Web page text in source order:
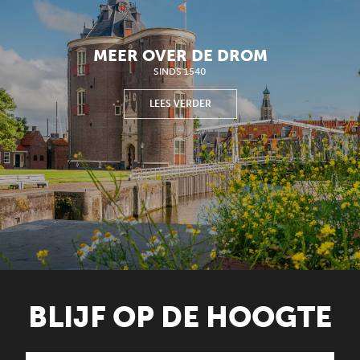
MEER OVER DE DROM
SINDS 1540
LEES VERDER
BLIJF OP DE HOOGTE